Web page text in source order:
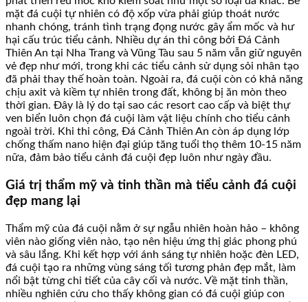
mặt đá cuội tự nhiên có độ xốp vừa phải giúp thoát nước
nhanh chóng, tránh tình trạng đọng nước gây ẩm mốc và hư
hại cấu trúc tiểu cảnh. Nhiều dự án thi công bởi Đá Cảnh
Thiên An tại Nha Trang và Vũng Tàu sau 5 năm vẫn giữ nguyên
vẻ đẹp như mới, trong khi các tiểu cảnh sử dụng sỏi nhân tạo
đã phải thay thế hoàn toàn. Ngoài ra, đá cuội còn có khả năng
chịu axit và kiềm tự nhiên trong đất, không bị ăn mòn theo
thời gian. Đây là lý do tại sao các resort cao cấp và biệt thự
ven biển luôn chọn đá cuội làm vật liệu chính cho tiểu cảnh
ngoài trời. Khi thi công, Đá Cảnh Thiên An còn áp dụng lớp
chống thấm nano hiện đại giúp tăng tuổi thọ thêm 10-15 năm
nữa, đảm bảo tiểu cảnh đá cuội đẹp luôn như ngày đầu.
Giá trị thẩm mỹ và tinh thần mà tiểu cảnh đá cuội
đẹp mang lại
Thẩm mỹ của đá cuội nằm ở sự ngẫu nhiên hoàn hảo – không
viên nào giống viên nào, tạo nên hiệu ứng thị giác phong phú
và sâu lắng. Khi kết hợp với ánh sáng tự nhiên hoặc đèn LED,
đá cuội tạo ra những vùng sáng tối tương phản đẹp mắt, làm
nổi bật từng chi tiết của cây cối và nước. Về mặt tinh thần,
nhiều nghiên cứu cho thấy không gian có đá cuội giúp con